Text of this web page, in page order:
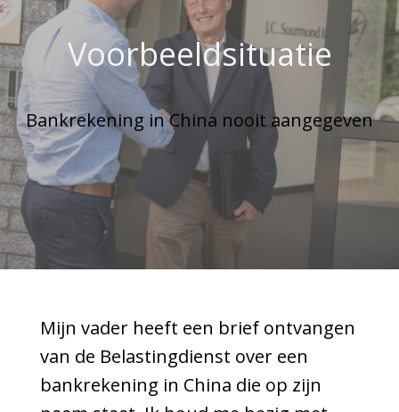
Voorbeeldsituatie
Bankrekening in China nooit aangegeven
Mijn vader heeft een brief ontvangen
van de Belastingdienst over een
bankrekening in China die op zijn